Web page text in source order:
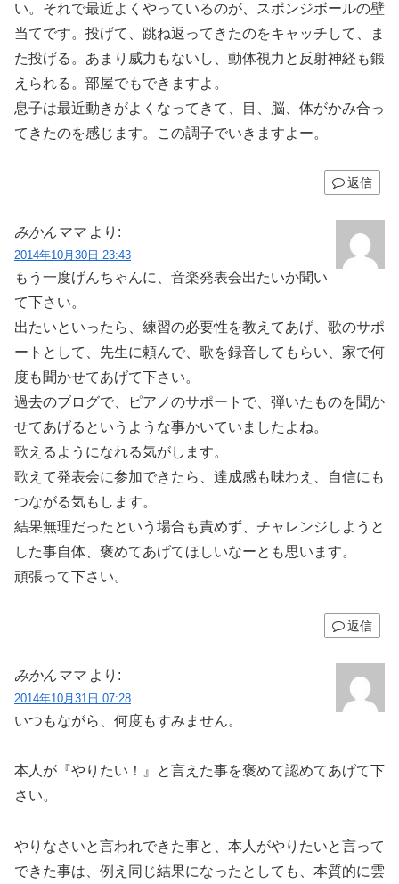
い。それで最近よくやっているのが、スポンジボールの壁
当てです。投げて、跳ね返ってきたのをキャッチして、ま
た投げる。あまり威力もないし、動体視力と反射神経も鍛
えられる。部屋でもできますよ。
息子は最近動きがよくなってきて、目、脳、体がかみ合っ
てきたのを感じます。この調子でいきますよー。
返信
みかんママ より:
2014年10月30日 23:43
もう一度げんちゃんに、音楽発表会出たいか聞い
て下さい。
出たいといったら、練習の必要性を教えてあげ、歌のサポ
ートとして、先生に頼んで、歌を録音してもらい、家で何
度も聞かせてあげて下さい。
過去のブログで、ピアノのサポートで、弾いたものを聞か
せてあげるというような事かいていましたよね。
歌えるようになれる気がします。
歌えて発表会に参加できたら、達成感も味わえ、自信にも
つながる気もします。
結果無理だったという場合も責めず、チャレンジしようと
した事自体、褒めてあげてほしいなーとも思います。
頑張って下さい。
返信
みかんママ より:
2014年10月31日 07:28
いつもながら、何度もすみません。
本人が『やりたい！』と言えた事を褒めて認めてあげて下
さい。
やりなさいと言われできた事と、本人がやりたいと言って
できた事は、例え同じ結果になったとしても、本質的に雲